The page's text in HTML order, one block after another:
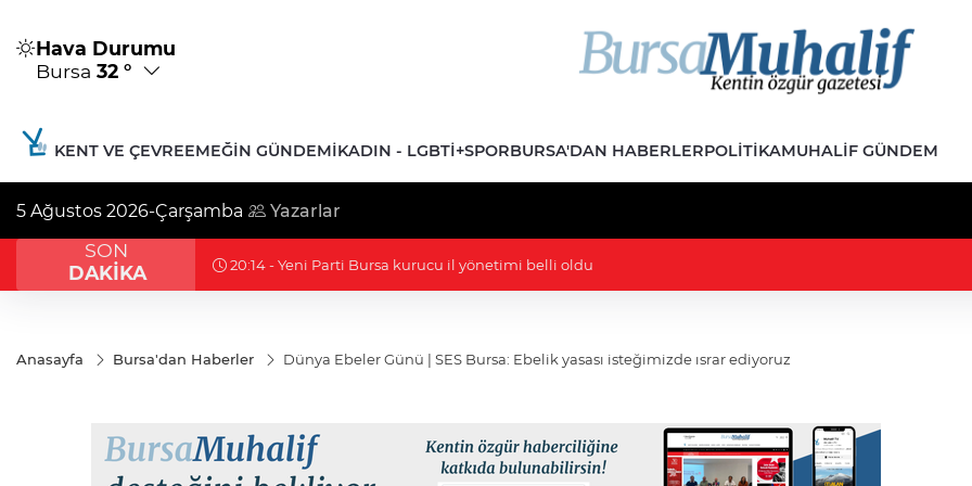
Hava Durumu
Bursa 32 °
KENT VE ÇEVREEMEĞIN GÜNDEMIKADIN - LGBTİ+SPORBURSA'DAN HABERLERPOLITIKAMUHALIF GÜNDEM
5 Ağustos 2026-Çarşamba Yazarlar
SON
DAKİKA
19:16 - Berkcan Bora hedef gösterildi: 10 yıl önceki paylaşımları nedeniyle ifade verdi
Anasayfa Bursa'dan Haberler Dünya Ebeler Günü | SES Bursa: Ebelik yasası isteğimizde ısrar ediyoruz